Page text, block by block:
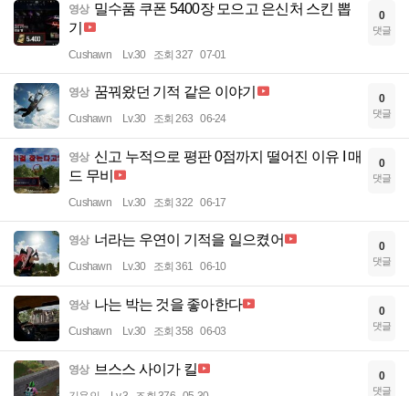
영상 밀수품 쿠폰 5400장 모으고 은신처 스킨 뽑
기
Cushawn Lv.30 조회 327 07-01
0
댓글
영상 꿈꿔왔던 기적 같은 이야기
Cushawn Lv.30 조회 263 06-24
0
댓글
영상 신고 누적으로 평판 0점까지 떨어진 이유 I 매
드 무비
Cushawn Lv.30 조회 322 06-17
0
댓글
영상 너라는 우연이 기적을 일으켰어
Cushawn Lv.30 조회 361 06-10
0
댓글
영상 나는 박는 것을 좋아한다
Cushawn Lv.30 조회 358 06-03
0
댓글
영상 브스스 사이가 킬 0
댓글